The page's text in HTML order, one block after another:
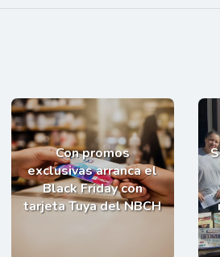
Con promos
exclusivas arranca el
Black Friday con
tarjeta Tuya del NBCH